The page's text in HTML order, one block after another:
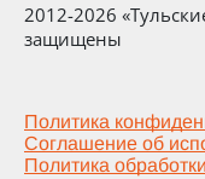
2012-2026
защищены
Политика
Соглашение об
Политика